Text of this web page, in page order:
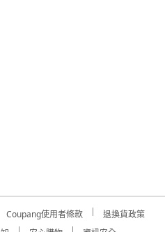
Coupang使用者條款
退換貨政策